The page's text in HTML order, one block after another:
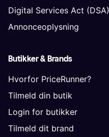
Digital Services Act (DSA)
Annonceoplysning
Butikker & Brands
Hvorfor PriceRunner?
Tilmeld din butik
Login for butikker
Tilmeld dit brand